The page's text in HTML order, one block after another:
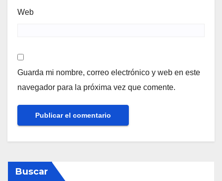
Web
Guarda mi nombre, correo electrónico y web en este
navegador para la próxima vez que comente.
Buscar